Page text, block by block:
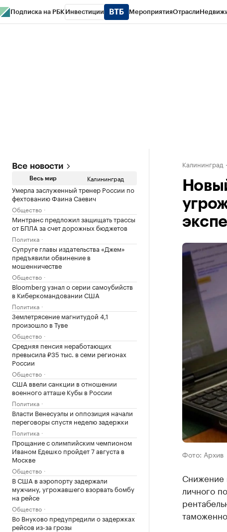
Подписка на РБК Инвестиции МероприятияОтрасли
Все новости
Весь мир Калининград
Умерла заслуженный тренер России по
фехтованию Фаина Саевич
Общество
Минтранс предложил защищать трассы
от БПЛА за счет дорожных бюджетов
Политика
Супруге главы издательства «Джем»
предъявили обвинение в
мошенничестве
Общество
Bloomberg узнал о серии самоубийств
в Киберкомандовании США
Политика
Землетрясение магнитудой 4,1
произошло в Туве
Общество
Средняя пенсия неработающих
превысила ₽35 тыс. в семи регионах
России
Общество
США ввели санкции в отношении
военного атташе Кубы в России
Политика
Власти Венесуэлы и оппозиция начали
переговоры спустя неделю задержки
Политика
Прощание с олимпийским чемпионом
Иваном Едешко пройдет 7 августа в
Москве
Общество
В США в аэропорту задержали
мужчину, угрожавшего взорвать бомбу
на рейсе
Общество
Во Внуково предупредили о задержках
рейсов из-за грозы
Калининград
Фото: Архив
Снижение
личного